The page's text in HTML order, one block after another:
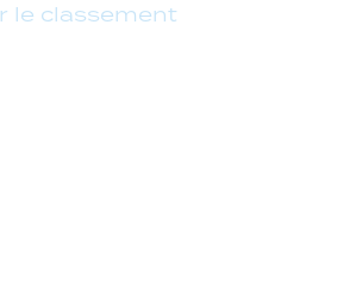
le classement